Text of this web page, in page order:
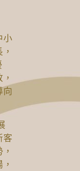
小
向
客